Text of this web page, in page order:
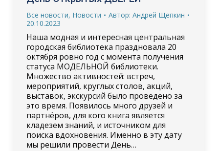
Все новости, Новости Автор: Андрей Щепкин
20.10.2023
Наша модная и интересная центральная
городская библиотека праздновала 20
октября ровно год с момента получения
статуса МОДЕЛЬНОЙ библиотеки.
Множество активностей: встреч,
мероприятий, круглых столов, акций,
выставок, экскурсий было проведено за
это время. Появилось много друзей и
партнёров, для кого книга является
кладезем знаний, и источником для
поиска вдохновения. Именно в эту дату
мы решили провести День…